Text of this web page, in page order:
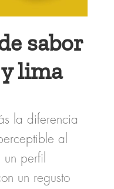
sabor
lima
la diferencia
al
un perfil
un regusto